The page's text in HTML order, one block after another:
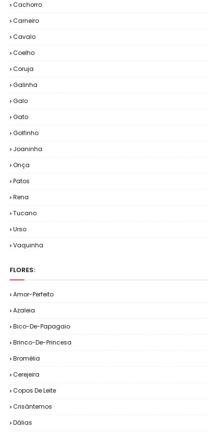
Cachorro
Carneiro
Cavalo
Coelho
Coruja
Galinha
Galo
Gato
Golfinho
Joaninha
Onça
Patos
Rena
Tucano
Urso
Vaquinha
FLORES:
Amor-Perfeito
Azaleia
Bico-De-Papagaio
Brinco-De-Princesa
Bromélia
Cerejeira
Copos De Leite
Crisântemos
Dálias